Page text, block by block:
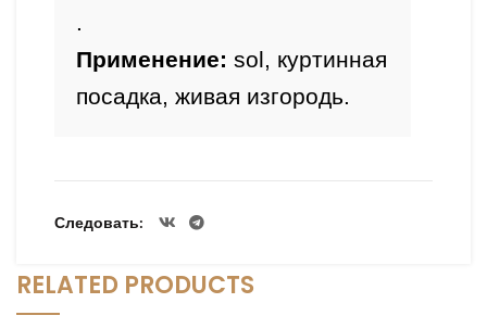
.
Применение: sol, куртинная
посадка, живая изгородь.
Следовать
RELATED PRODUCTS